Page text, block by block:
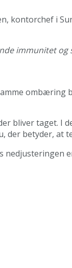
kontorchef i
immunitet
bliver taget. I
der betyder, at
nedjusteringen